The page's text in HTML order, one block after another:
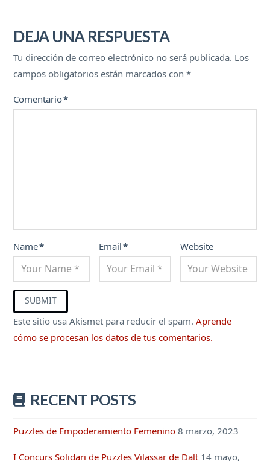
DEJA UNA RESPUESTA
Tu dirección de correo electrónico no será publicada. Los
campos obligatorios están marcados con*
Comentario*
Name* Email* Website
Este sitio usa Akismet para reducir el spam.Aprende
cómo se procesan los datos de tus comentarios.
RECENT POSTS
Puzzles de Empoderamiento Femenino 8 marzo, 2023
I Concurs Solidari de Puzzles Vilassar de Dalt 14 mayo,